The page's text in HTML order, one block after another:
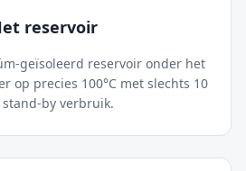
reservoir
geïsoleerd reservoir onder het
op precies 100°C met slechts 10
by verbruik.